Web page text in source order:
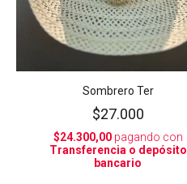
Sombrero Ter
$27.000
$24.300,00pagando con
Transferencia o depósito
bancario